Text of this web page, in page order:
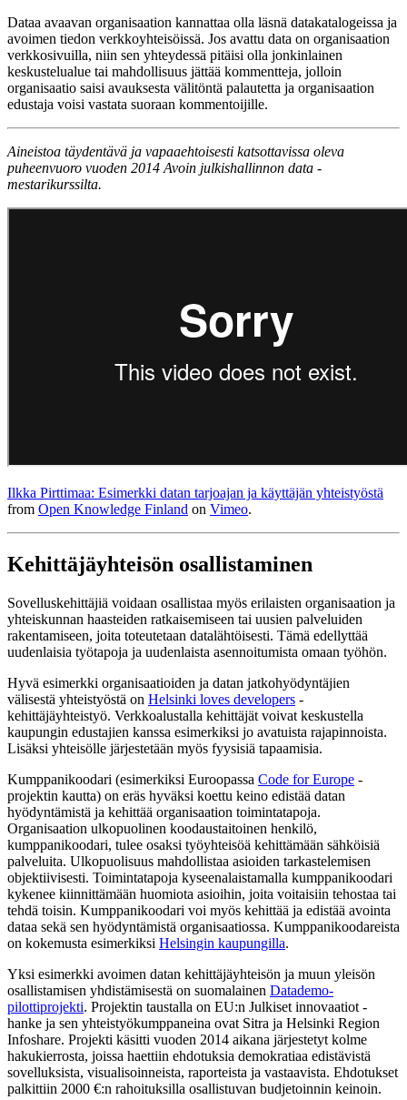
Dataa avaavan organisaation kannattaa olla läsnä datakatalogeissa ja
avoimen tiedon verkkoyhteisöissä. Jos avattu data on organisaation
verkkosivuilla, niin sen yhteydessä pitäisi olla jonkinlainen
keskustelualue tai mahdollisuus jättää kommentteja, jolloin
organisaatio saisi avauksesta välitöntä palautetta ja organisaation
edustaja voisi vastata suoraan kommentoijille.
Aineistoa täydentävä ja vapaaehtoisesti katsottavissa oleva
puheenvuoro vuoden 2014 Avoin julkishallinnon data -
mestarikurssilta.
Ilkka Pirttimaa: Esimerkki datan tarjoajan ja käyttäjän yhteistyöstä
from Open Knowledge Finland on Vimeo.
Kehittäjäyhteisön osallistaminen
Sovelluskehittäjiä voidaan osallistaa myös erilaisten organisaation ja
yhteiskunnan haasteiden ratkaisemiseen tai uusien palveluiden
rakentamiseen, joita toteutetaan datalähtöisesti. Tämä edellyttää
uudenlaisia työtapoja ja uudenlaista asennoitumista omaan työhön.
Hyvä esimerkki organisaatioiden ja datan jatkohyödyntäjien
välisestä yhteistyöstä on Helsinki loves developers -
kehittäjäyhteistyö. Verkkoalustalla kehittäjät voivat keskustella
kaupungin edustajien kanssa esimerkiksi jo avatuista rajapinnoista.
Lisäksi yhteisölle järjestetään myös fyysisiä tapaamisia.
Kumppanikoodari (esimerkiksi Euroopassa Code for Europe -
projektin kautta) on eräs hyväksi koettu keino edistää datan
hyödyntämistä ja kehittää organisaation toimintatapoja.
Organisaation ulkopuolinen koodaustaitoinen henkilö,
kumppanikoodari, tulee osaksi työyhteisöä kehittämään sähköisiä
palveluita. Ulkopuolisuus mahdollistaa asioiden tarkastelemisen
objektiivisesti. Toimintatapoja kyseenalaistamalla kumppanikoodari
kykenee kiinnittämään huomiota asioihin, joita voitaisiin tehostaa tai
tehdä toisin. Kumppanikoodari voi myös kehittää ja edistää avointa
dataa sekä sen hyödyntämistä organisaatiossa. Kumppanikoodareista
on kokemusta esimerkiksi Helsingin kaupungilla.
Yksi esimerkki avoimen datan kehittäjäyhteisön ja muun yleisön
osallistamisen yhdistämisestä on suomalainen Datademo-
pilottiprojekti. Projektin taustalla on EU:n Julkiset innovaatiot -
hanke ja sen yhteistyökumppaneina ovat Sitra ja Helsinki Region
Infoshare. Projekti käsitti vuoden 2014 aikana järjestetyt kolme
hakukierrosta, joissa haettiin ehdotuksia demokratiaa edistävistä
sovelluksista, visualisoinneista, raporteista ja vastaavista. Ehdotukset
palkittiin 2000 €:n rahoituksilla osallistuvan budjetoinnin keinoin.